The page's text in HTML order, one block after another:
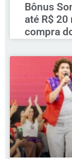
Bônus
até R$
compra